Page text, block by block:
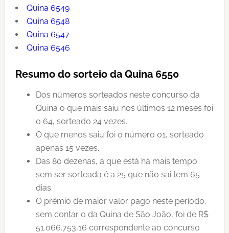
Quina 6549
Quina 6548
Quina 6547
Quina 6546
Resumo do sorteio da Quina 6550
Dos números sorteados neste concurso da
Quina o que mais saiu nos últimos 12 meses foi
o 64, sorteado 24 vezes.
O que menos saiu foi o número 01, sorteado
apenas 15 vezes.
Das 80 dezenas, a que está há mais tempo
sem ser sorteada é a 25 que não sai tem 65
dias.
O prêmio de maior valor pago neste período,
sem contar o da Quina de São João, foi de R$
51.066.753,16 correspondente ao concurso